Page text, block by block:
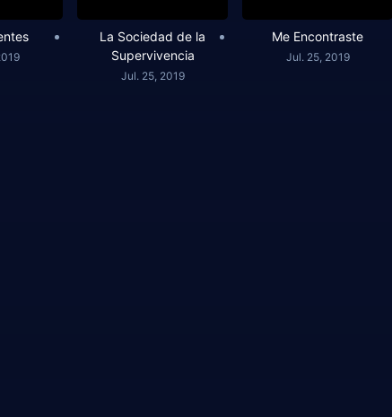
La Sociedad de la
Supervivencia
Jul. 25, 2019
Me Encontraste
Jul. 25, 2019